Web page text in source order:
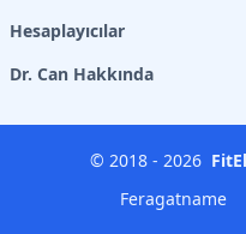
Hesaplayıcılar
Dr. Can Hakkında
© 2018 - 2026
Feragatname